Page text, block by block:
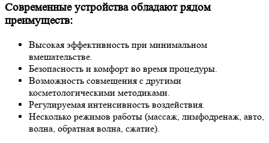
Современные устройства обладают рядом
преимуществ:
Высокая эффективность при минимальном
вмешательстве.
Безопасность и комфорт во время процедуры.
Возможность совмещения с другими
косметологическими методиками.
Регулируемая интенсивность воздействия.
Несколько режимов работы (массаж, лимфодренаж, авто,
волна, обратная волна, сжатие).